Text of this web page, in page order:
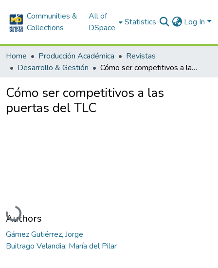
Communities &
Collections
All of
DSpace
Statistics Log In
Home Producción Académica
Revistas
Desarrollo & Gestión
Cómo ser competitivos a las puertas del TLC
Cómo ser competitivos a las
puertas del TLC
Loading...
Authors
Gámez Gutiérrez, Jorge
Buitrago Velandia, María del Pilar